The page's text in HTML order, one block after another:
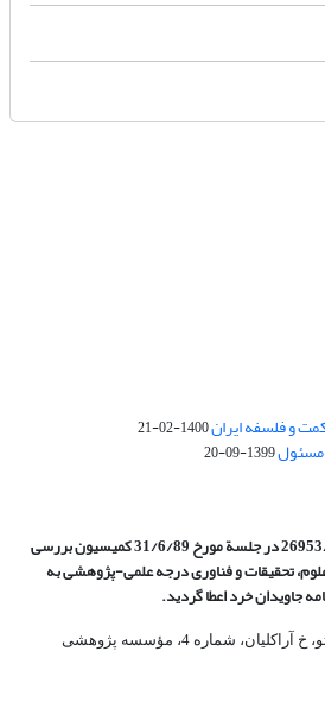
و فلسفه ایران1400-02-21
1399-09-20
بررسی
تحقیقات و فناوری درجه علمی‌-پژوهشیبه
جاویدان خرد اعطا گردید.
آدرس : تهــران، خ نوفل لوشاتو، خ آراکلیان، شماره 4،‌ مؤسسه پژوهشی